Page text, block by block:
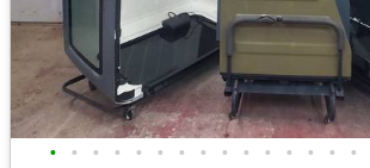
• • • • • • • • • • • • • • •